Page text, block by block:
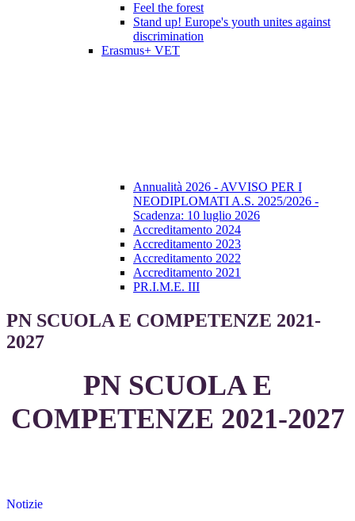
Feel the forest
Stand up! Europe's youth unites against
discrimination
Erasmus+ VET
Annualità 2026 - AVVISO PER I
NEODIPLOMATI A.S. 2025/2026 -
Scadenza: 10 luglio 2026
Accreditamento 2024
Accreditamento 2023
Accreditamento 2022
Accreditamento 2021
PR.I.M.E. III
PN SCUOLA E COMPETENZE 2021-
2027
PN SCUOLA E
COMPETENZE 2021-2027
Notizie